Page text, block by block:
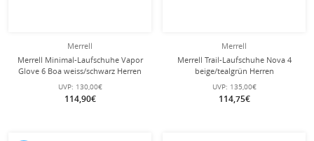
Merrell
Merrell Minimal-Laufschuhe Vapor
Glove 6 Boa weiss/schwarz Herren
UVP: 130,00€
114,90€
Merrell
Merrell Trail-Laufschuhe Nova 4
beige/tealgrün Herren
UVP: 135,00€
114,75€